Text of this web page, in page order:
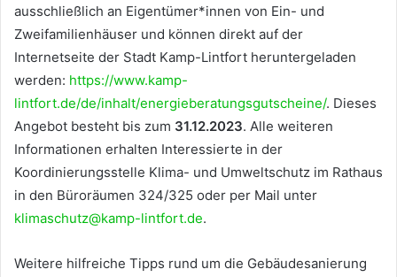
ausschließlich an Eigentümer*innen von Ein- und
Zweifamilienhäuser und können direkt auf der
Internetseite der Stadt Kamp-Lintfort heruntergeladen
werden: https://www.kamp-
lintfort.de/de/inhalt/energieberatungsgutscheine/. Dieses
Angebot besteht bis zum 31.12.2023. Alle weiteren
Informationen erhalten Interessierte in der
Koordinierungsstelle Klima- und Umweltschutz im Rathaus
in den Büroräumen 324/325 oder per Mail unter
klimaschutz@kamp-lintfort.de.
Weitere hilfreiche Tipps rund um die Gebäudesanierung